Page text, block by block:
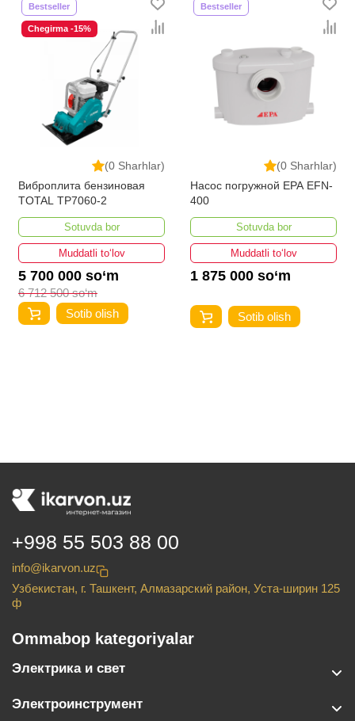
(0 Sharhlar)
Bestseller
Chegirma -15%
Виброплита бензиновая
TOTAL TP7060-2
Sotuvda bor
Muddatli to‘lov
5 700 000 so‘m
6 712 500 so‘m
Sotib olish
(0 Sharhlar)
Bestseller
Насос погружной EPA EFN-
400
Sotuvda bor
Muddatli to‘lov
1 875 000 so‘m
Sotib olish
+998 55 503 88 00
info@ikarvon.uz
Узбекистан, г. Ташкент, Алмазарский район, Уста-ширин 125
ф
Ommabop kategoriyalar
Электрика и свет
Электроинструмент